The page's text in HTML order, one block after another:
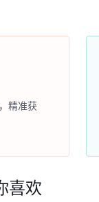
精准获
喜欢